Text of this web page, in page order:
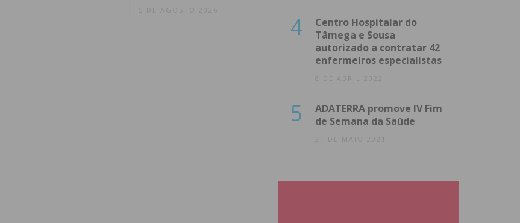
5 DE AGOSTO 2026
4
Centro Hospitalar do
Tâmega e Sousa
autorizado a contratar 42
enfermeiros especialistas
8 DE ABRIL 2022
5
ADATERRA promove IV Fim
de Semana da Saúde
21 DE MAIO 2021